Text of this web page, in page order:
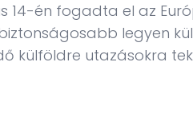
14-én fogadta el az
legyen
külföldre utazásokra